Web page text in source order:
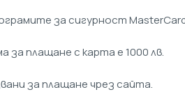
за сигурност MasterCard
за плащане с карта е 1000 лв.
за плащане чрез сайта.